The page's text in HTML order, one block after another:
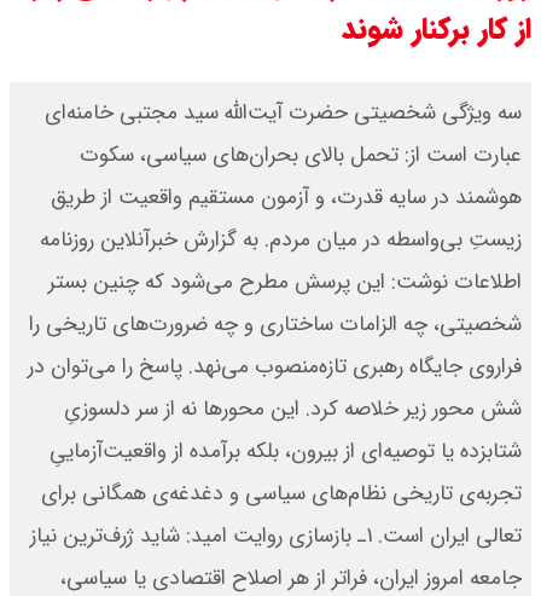
جدول
قیمت دلار و یورو امروز شنبه ۱۷ مرداد
۱۴۰۵ / هر دلار چند؟ + جدول
مرداد ۱۴۰۵ / سکه پارسیان ۲۰۰ سوتی
چند؟ + جدول
از کار برکنار شوند
سه ویژگی شخصیتی حضرت آیت‌الله سید مجتبی خامنه‌ای
عبارت است از: تحمل بالای بحران‌های سیاسی، سکوت
هوشمند در سایه قدرت، و آزمون مستقیم واقعیت از طریق
زیستِ بی‌واسطه در میان مردم. به گزارش خبرآنلاین روزنامه
اطلاعات نوشت: این پرسش مطرح می‌شود که چنین بستر
شخصیتی، چه الزامات ساختاری و چه ضرورت‌های تاریخی را
فراروی جایگاه رهبری تازه‌منصوب می‌نهد. پاسخ را می‌توان در
شش محور زیر خلاصه کرد. این محورها نه از سر دلسوزیِ
شتابزده یا توصیه‌ای از بیرون، بلکه برآمده از واقعیت‌آزماییِ
تجربه‌ی تاریخی نظام‌های سیاسی و دغدغه‌ی همگانی برای
تعالی ایران است. ۱ـ بازسازی روایت امید: شاید ژرف‌ترین نیاز
جامعه امروز ایران، فراتر از هر اصلاح اقتصادی یا سیاسی،